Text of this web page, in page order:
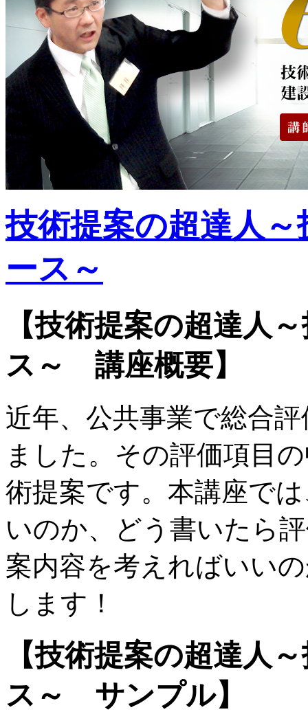
技術提案の超達人
ース～
【技術提案の超達人
ス～ 講座概要】
近年、公共事業で総合
ました。その評価項目
術提案です。本講座で
いのか、どう書いたら
案内容を考えればいい
します！
【技術提案の超達人
ス～ サンプル】